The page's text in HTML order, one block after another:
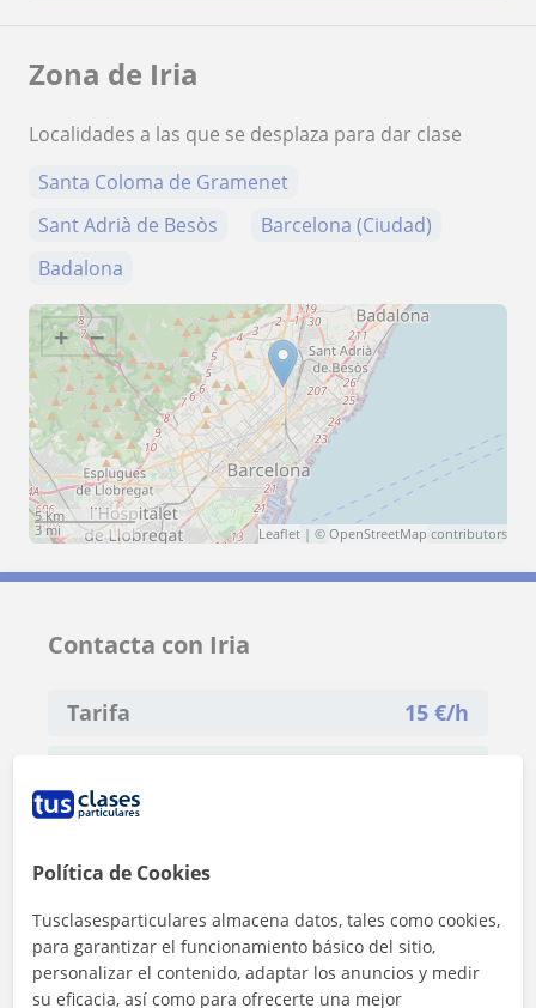
Zona de Iria
Localidades a las que se desplaza para dar clase
Santa Coloma de Gramenet
Sant Adrià de Besòs
Barcelona (Ciudad)
Badalona
+ −
5 km
3 mi
Leaflet | © OpenStreetMap contributors
Contacta con Iria
Tarifa 15 €/h
Política de Cookies
Tusclasesparticulares almacena datos, tales como cookies,
para garantizar el funcionamiento básico del sitio,
personalizar el contenido, adaptar los anuncios y medir
su eficacia, así como para ofrecerte una mejor